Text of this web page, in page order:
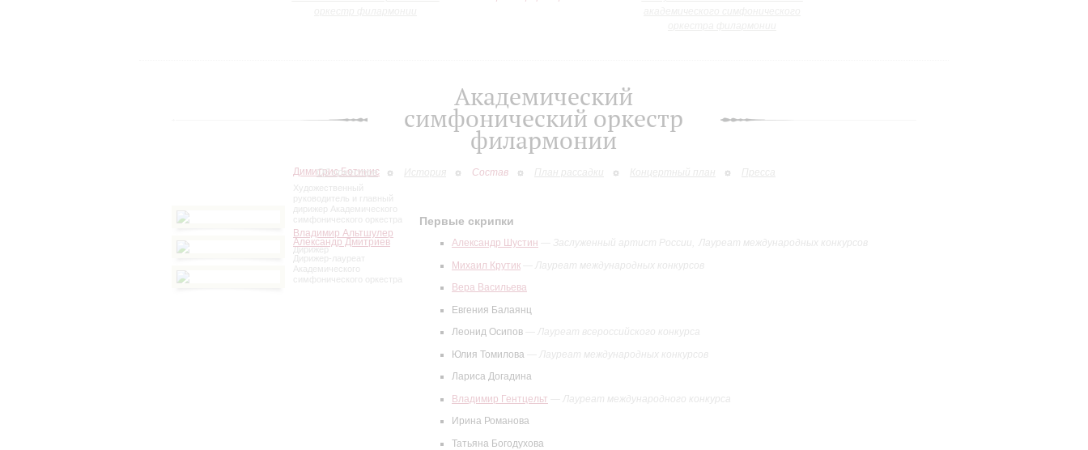
Академический
симфонический оркестр
филармонии
Об оркестре История Состав План рассадки Концертный план Пресса
Димитрис Ботинис
Художественный
руководитель и главный
дирижер Академического
симфонического оркестра
Владимир Альтшулер
Дирижер
Александр Дмитриев
Дирижер-лауреат
Академического
симфонического оркестра
Первые скрипки
Александр Шустин Заслуженный артист России
Лауреат международных конкурсов
Михаил Крутик
Лауреат международных конкурсов
Вера Васильева
Евгения Балаянц
Леонид Осипов
Лауреат всероссийского конкурса
Юлия Томилова
Лауреат международных конкурсов
Лариса Догадина
Владимир Гентцельт
Лауреат международного конкурса
Ирина Романова
Татьяна Богодухова